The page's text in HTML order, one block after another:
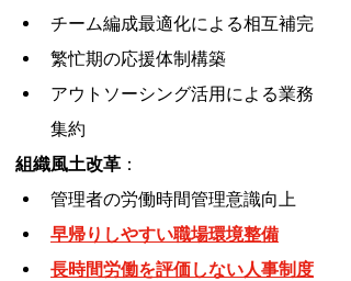
チーム編成最適化による相互補完
繁忙期の応援体制構築
アウトソーシング活用による業務
集約
組織風土改革 ：
管理者の労働時間管理意識向上
早帰りしやすい職場環境整備
長時間労働を評価しない人事制度